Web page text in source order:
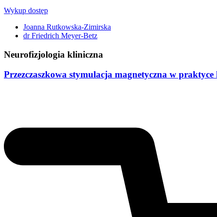
Wykup dostęp
Joanna Rutkowska-Zimirska
dr Friedrich Meyer-Betz
Neurofizjologia kliniczna
Przezczaszkowa stymulacja magnetyczna w